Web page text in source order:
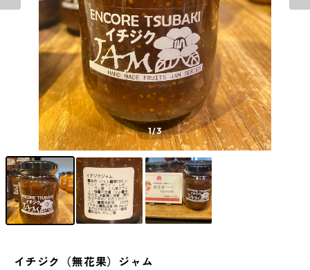
1/3
イチジク（無花果）ジャム